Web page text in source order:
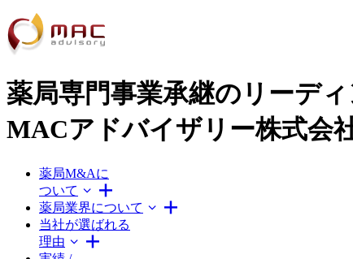
薬局専門事業承継のリーデ
MACアドバイザリー株式会
薬局M&Aに
ついて
薬局業界について
当社が選ばれる
理由